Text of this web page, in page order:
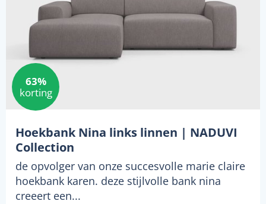
63%
korting
Hoekbank Nina links linnen | NADUVI
Collection
de opvolger van onze succesvolle marie claire
hoekbank karen. deze stijlvolle bank nina
creeert een...